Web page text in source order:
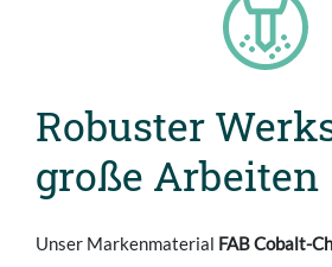
Robuster
große Arbeiten
Unser Markenmaterial FAB Cobalt-